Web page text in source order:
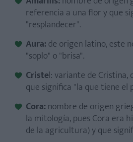
referencia a una flor y que
"resplandecer".
Aura:de origen latino, este
"soplo" o "brisa".
Cristel: variante de Cristina,
que significa "la que tiene el
Cora:nombre de origen
la mitología, pues Cora era
de la agricultura) y que